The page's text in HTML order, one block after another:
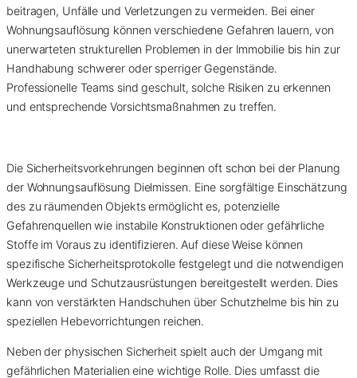
beitragen, Unfälle und Verletzungen zu vermeiden. Bei einer
Wohnungsauflösung können verschiedene Gefahren lauern, von
unerwarteten strukturellen Problemen in der Immobilie bis hin zur
Handhabung schwerer oder sperriger Gegenstände.
Professionelle Teams sind geschult, solche Risiken zu erkennen
und entsprechende Vorsichtsmaßnahmen zu treffen.
Die Sicherheitsvorkehrungen beginnen oft schon bei der Planung
der Wohnungsauflösung Dielmissen. Eine sorgfältige Einschätzung
des zu räumenden Objekts ermöglicht es, potenzielle
Gefahrenquellen wie instabile Konstruktionen oder gefährliche
Stoffe im Voraus zu identifizieren. Auf diese Weise können
spezifische Sicherheitsprotokolle festgelegt und die notwendigen
Werkzeuge und Schutzausrüstungen bereitgestellt werden. Dies
kann von verstärkten Handschuhen über Schutzhelme bis hin zu
speziellen Hebevorrichtungen reichen.
Neben der physischen Sicherheit spielt auch der Umgang mit
gefährlichen Materialien eine wichtige Rolle. Dies umfasst die